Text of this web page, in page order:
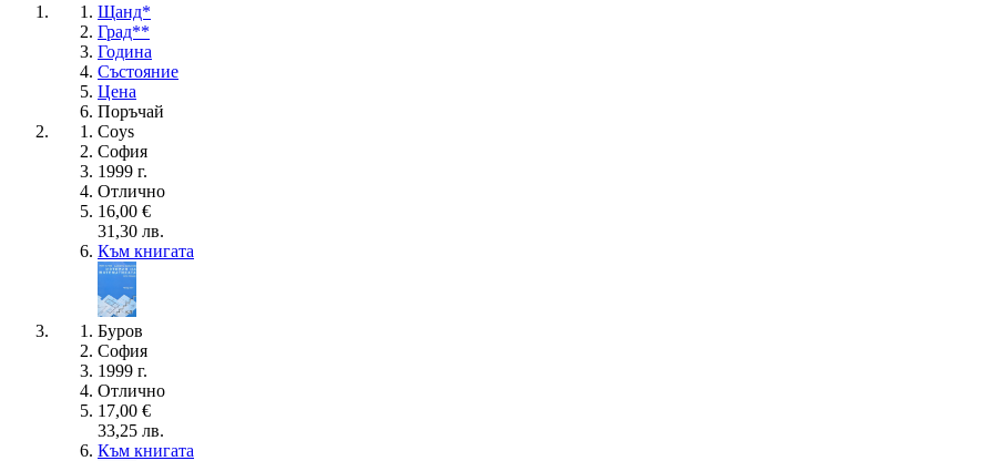
Щанд*
Град**
Година
Състояние
Цена
Поръчай
Coys
София
1999 г.
Отлично
16,00 €
31,30 лв.
Към книгата
Буров
София
1999 г.
Отлично
17,00 €
33,25 лв.
Към книгата